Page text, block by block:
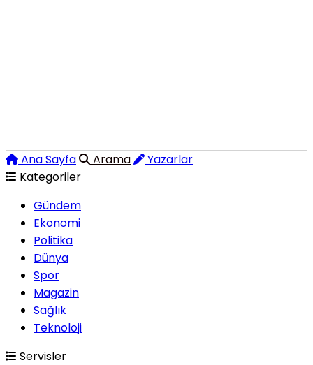
Ana Sayfa Arama
Yazarlar
Kategoriler
Gündem
Ekonomi
Politika
Dünya
Spor
Magazin
Sağlık
Teknoloji
Servisler